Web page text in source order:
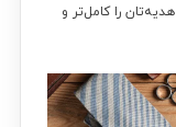
را کامل‌تر و